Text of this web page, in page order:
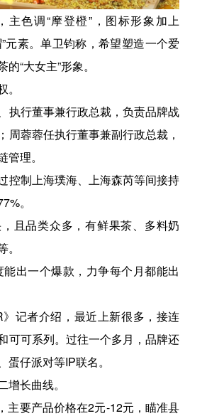
主色调“摩登橙”，图标形象加上
”元素。单卫钧称，希望塑造一个爱
“大女主”形象。
执行董事兼行政总裁，负责品牌战
周蓉蓉任执行董事兼副行政总裁，
理。
控制上海璞海、上海森芮等间接持
。
且品类众多，有鲜果茶、多料奶
出一个爆款，力争每个月都能出
记者介绍，最近上新很多，接连
可可系列。过往一个多月，品牌还
仔派对等IP联名。
长曲线。
主要产品价格在2元-12元，瞄准县